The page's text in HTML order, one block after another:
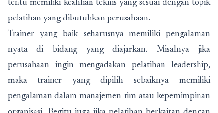
tentu memiliki keahlian teknis yang sesuai dengan topik
pelatihan yang dibutuhkan perusahaan.
Trainer yang baik seharusnya memiliki pengalaman
nyata di bidang yang diajarkan. Misalnya jika
perusahaan ingin mengadakan pelatihan leadership,
maka trainer yang dipilih sebaiknya memiliki
pengalaman dalam manajemen tim atau kepemimpinan